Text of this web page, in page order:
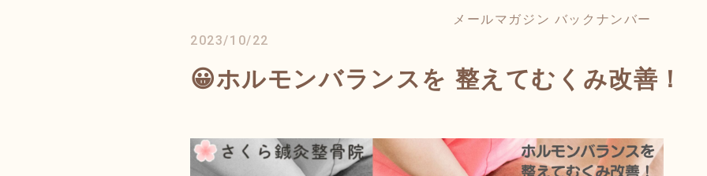
メールマガジン バックナンバー
2023/10/22
😀ホルモンバランスを 整えてむくみ改善！